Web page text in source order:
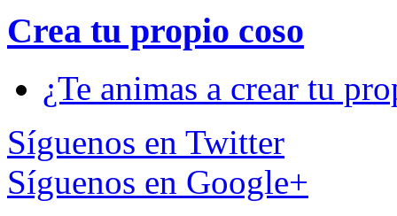
Crea tu propio coso
¿Te animas a crear tu
Síguenos en Twitter
Síguenos en Google+